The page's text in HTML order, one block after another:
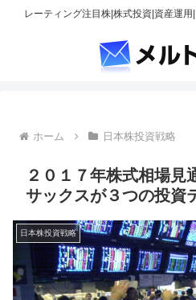
レーティング注目株|株式投資|資産運
ホーム 日本株投資戦略
２０１７年株式相場見
サックスが３つの投資
日本株投資戦略